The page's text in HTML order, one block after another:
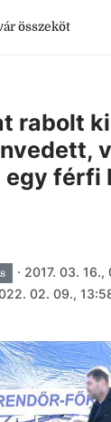
összeköt
rabolt
férfi
· 2017. 03. 16.,
02. 09.,